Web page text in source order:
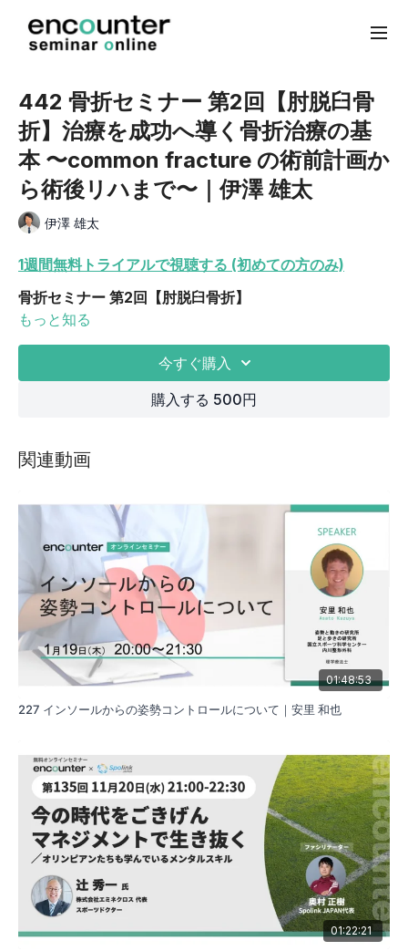
442 骨折セミナー 第2回【肘脱臼骨
折】治療を成功へ導く骨折治療の基
本 〜common fracture の術前計画か
ら術後リハまで〜｜伊澤 雄太
伊澤 雄太
1週間無料トライアルで視聴する (初めての方のみ)
骨折セミナー 第2回【肘脱臼骨折】
治療を成功へ導く骨折治療の基本 〜common fracture
の術前計画から術後リハまで〜
①「病態に基づく肘関節脱臼の治療」
伊澤 雄太 先生(湘南鎌倉総合病院)
的な損傷で多様な病態を呈します。病態評価の方法を解
説し、過不足のない治療および適切なリハビリテーショ
もっと知る
今すぐ購入
購入する 500円
関連動画
01:48:53
227 インソールからの姿勢コントロールについて｜安里 和也
01:22:21